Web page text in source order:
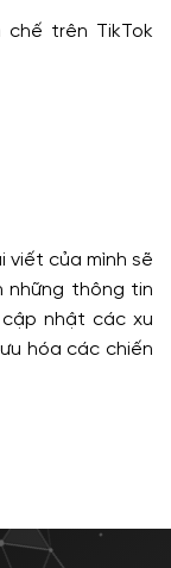
chế trên TikTok
viết của mình sẽ
những thông tin
nhật các xu
hóa các chiến